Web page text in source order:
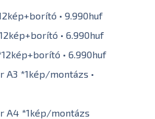
• 9.990huf
• 6.990huf
• 6.990huf
A3 *1kép/montázs •
A4 *1kép/montázs